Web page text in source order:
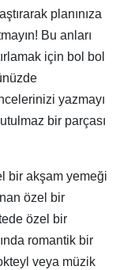
planınıza
Bu anları
için bol bol
yazmayı
bir parçası
bir akşam yemeği
özel bir
özel bir
romantik bir
veya müzik